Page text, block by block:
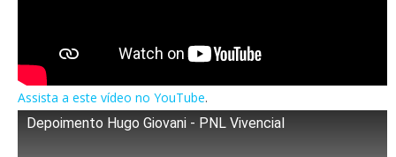
Assista a este vídeo no YouTube.
Depoimento Hugo Giovani - PNL Vivencial